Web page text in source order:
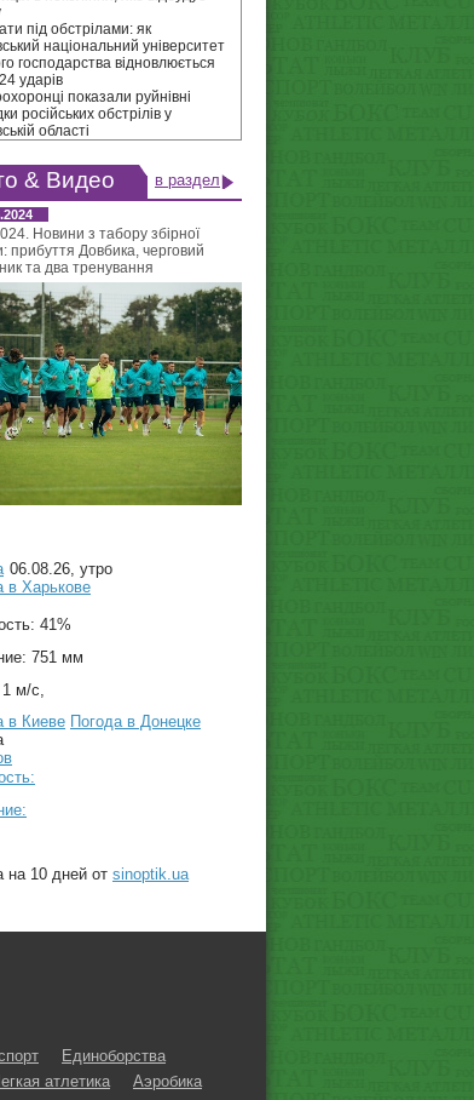
під обстрілами: як
національний університет
господарства відновлюється
ударів
показали руйнівні
російських обстрілів у
області
& Видео в раздел
Новини з табору збірної
прибуття Довбика, черговий
та два тренування
06.08.26, утро
в Харькове
41%
751 мм
1 м/с,
в Киеве Погода в Донецке
на 10 дней от sinoptik.ua
Единоборства
атлетика
Аэробика